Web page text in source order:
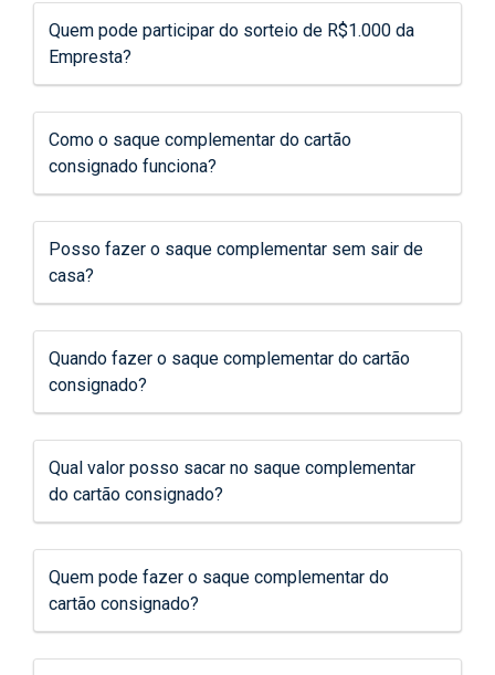
Quem pode participar do sorteio de R$1.000 da
Empresta?
Como o saque complementar do cartão
consignado funciona?
Posso fazer o saque complementar sem sair de
casa?
Quando fazer o saque complementar do cartão
consignado?
Qual valor posso sacar no saque complementar
do cartão consignado?
Quem pode fazer o saque complementar do
cartão consignado?